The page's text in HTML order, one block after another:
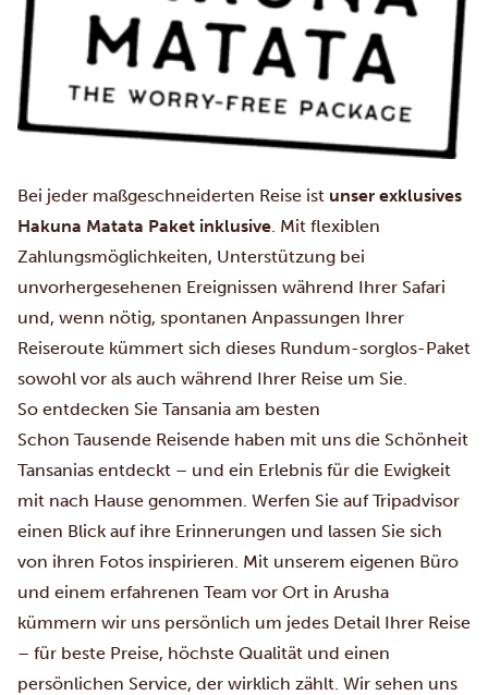
Bei jeder maßgeschneiderten Reise ist unser exklusives
Hakuna Matata Paket inklusive . Mit flexiblen
Zahlungsmöglichkeiten, Unterstützung bei
unvorhergesehenen Ereignissen während Ihrer Safari
und, wenn nötig, spontanen Anpassungen Ihrer
Reiseroute kümmert sich dieses Rundum-sorglos-Paket
sowohl vor als auch während Ihrer Reise um Sie.
So entdecken Sie Tansania am besten
Schon Tausende Reisende haben mit uns die Schönheit
Tansanias entdeckt – und ein Erlebnis für die Ewigkeit
mit nach Hause genommen. Werfen Sie aufTripadvisor
einen Blick auf ihre Erinnerungen und lassen Sie sich
von ihren Fotos inspirieren. Mit unserem eigenen Büro
und einem erfahrenen Team vor Ort in Arusha
kümmern wir uns persönlich um jedes Detail Ihrer Reise
– für beste Preise, höchste Qualität und einen
persönlichen Service, der wirklich zählt. Wir sehen uns